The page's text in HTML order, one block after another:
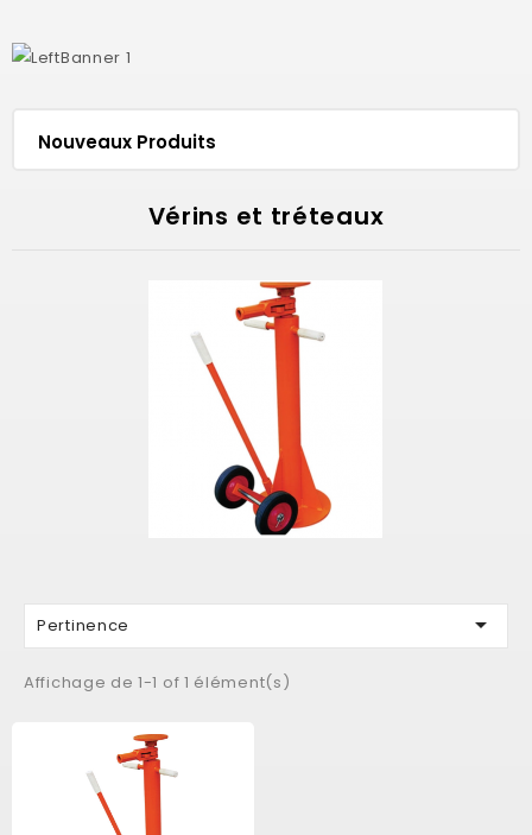
Nouveaux Produits
Vérins et tréteaux
Pertinence 
Affichage de 1-1 of 1 élément(s)